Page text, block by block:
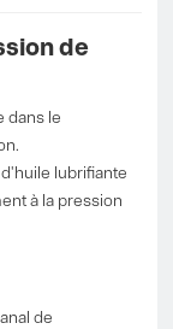
de
dans le
lubrifiante
à la pression
de